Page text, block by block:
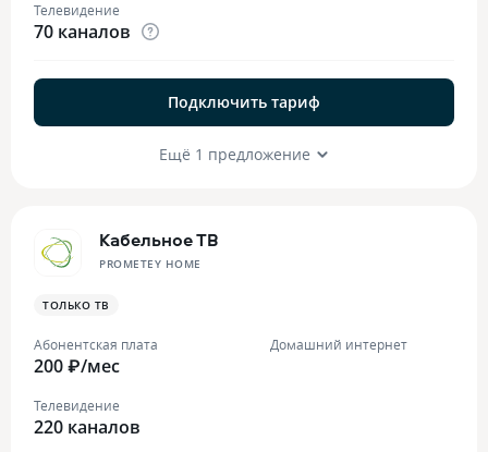
Телевидение
70 каналов
Подключить тариф
Ещё 1 предложение
Кабельное ТВ
PROMETEY HOME
ТОЛЬКО ТВ
Абонентская плата
200 ₽/мес
Домашний интернет
Телевидение
220 каналов